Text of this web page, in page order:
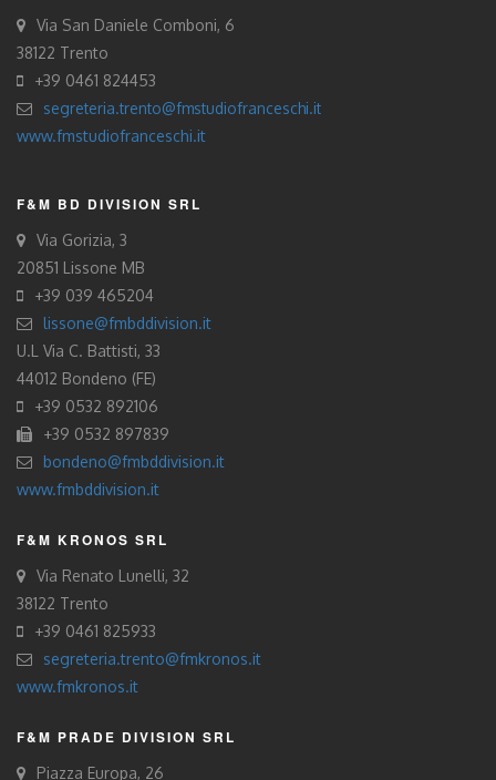
Via San Daniele Comboni, 6
38122 Trento
+39 0461 824453
segreteria.trento@fmstudiofranceschi.it
www.fmstudiofranceschi.it
F&M BD DIVISION SRL
Via Gorizia, 3
20851 Lissone MB
+39 039 465204
lissone@fmbddivision.it
U.L Via C. Battisti, 33
44012 Bondeno (FE)
+39 0532 892106
+39 0532 897839
bondeno@fmbddivision.it
www.fmbddivision.it
F&M KRONOS SRL
Via Renato Lunelli, 32
38122 Trento
+39 0461 825933
segreteria.trento@fmkronos.it
www.fmkronos.it
F&M PRADE DIVISION SRL
Piazza Europa, 26